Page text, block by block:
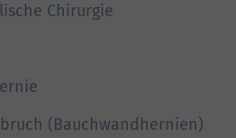
Chirurgie
(Bauchwandhernien)